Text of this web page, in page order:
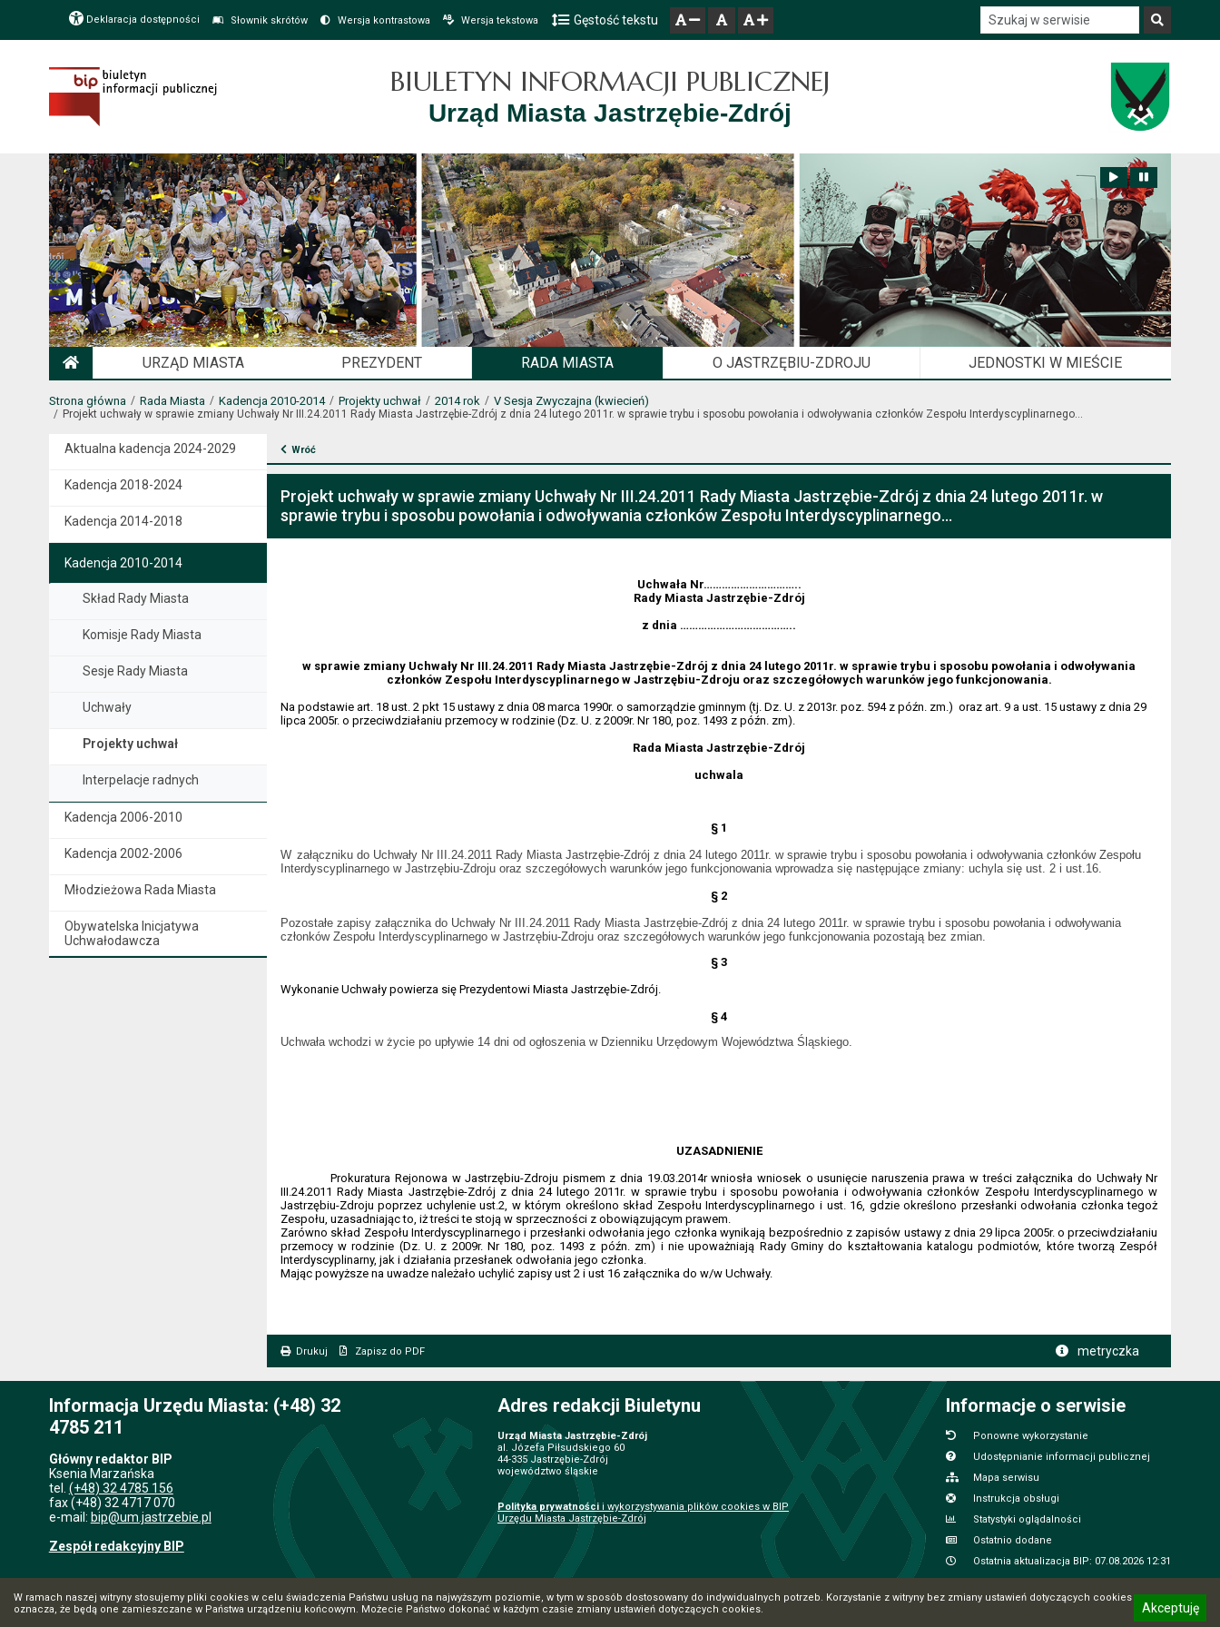
W ramach naszej witryny stosujemy pliki cookies w celu świadczenia Państwu usług na najwyższym poziomie, w tym w sposób dostosowany do indywidualnych potrzeb. Korzystanie z witryny bez zmiany ustawień dotyczących cookies
oznacza, że będą one zamieszczane w Państwa urządzeniu końcowym. Możecie Państwo dokonać w każdym czasie zmiany ustawień dotyczących cookies.
Akceptuję
Przejdź do głównego menu
Przejdź do treści
Przejdź do mapy serwisu
Deklaracja dostępności Słownik skrótów Wersja kontrastowa Wersja tekstowa Gęstość tekstu
BIULETYN INFORMACJI PUBLICZNEJ
Urząd Miasta Jastrzębie-Zdrój
URZĄD MIASTA PREZYDENT RADA MIASTA O JASTRZĘBIU-ZDROJU JEDNOSTKI W MIEŚCIE
Strona główna Rada Miasta Kadencja 2010-2014 Projekty uchwał 2014 rok V Sesja Zwyczajna (kwiecień)
Projekt uchwały w sprawie zmiany Uchwały Nr III.24.2011 Rady Miasta Jastrzębie-Zdrój z dnia 24 lutego 2011r. w sprawie trybu i sposobu powołania i odwoływania członków Zespołu Interdyscyplinarnego...
Aktualna kadencja 2024-2029
Kadencja 2018-2024
Kadencja 2014-2018
Kadencja 2010-2014
Skład Rady Miasta
Komisje Rady Miasta
Sesje Rady Miasta
Uchwały
Projekty uchwał
Interpelacje radnych
Kadencja 2006-2010
Kadencja 2002-2006
Młodzieżowa Rada Miasta
Obywatelska Inicjatywa
Uchwałodawcza
Wróć
Projekt uchwały w sprawie zmiany Uchwały Nr III.24.2011 Rady Miasta Jastrzębie-Zdrój z dnia 24 lutego 2011r. w
sprawie trybu i sposobu powołania i odwoływania członków Zespołu Interdyscyplinarnego...
Uchwała Nr…………………………..
Rady Miasta Jastrzębie-Zdrój
z dnia ………………………………..
w sprawie zmiany Uchwały Nr III.24.2011 Rady Miasta Jastrzębie-Zdrój z dnia 24 lutego 2011r. w sprawie trybu i sposobu powołania i odwoływania
członków Zespołu Interdyscyplinarnego w Jastrzębiu-Zdroju oraz szczegółowych warunków jego funkcjonowania.
Na podstawie art. 18 ust. 2 pkt 15 ustawy z dnia 08 marca 1990r. o samorządzie gminnym (tj. Dz. U. z 2013r. poz. 594 z późn. zm.) oraz art. 9 a ust. 15 ustawy z dnia 29
lipca 2005r. o przeciwdziałaniu przemocy w rodzinie (Dz. U. z 2009r. Nr 180, poz. 1493 z późn. zm).
Rada Miasta Jastrzębie-Zdrój
uchwala
§ 1
W załączniku do Uchwały Nr III.24.2011 Rady Miasta Jastrzębie-Zdrój z dnia 24 lutego 2011r. w sprawie trybu i sposobu powołania i odwoływania członków Zespołu
Interdyscyplinarnego w Jastrzębiu-Zdroju oraz szczegółowych warunków jego funkcjonowania wprowadza się następujące zmiany: uchyla się ust. 2 i ust.16.
§ 2
Pozostałe zapisy załącznika do UchwałyNr III.24.2011 Rady Miasta Jastrzębie-Zdrój z dnia 24 lutego 2011r. w sprawie trybu i sposobu powołania i odwoływania
członków Zespołu Interdyscyplinarnego w Jastrzębiu-Zdroju oraz szczegółowych warunków jego funkcjonowania pozostają bez zmian.
§ 3
Wykonanie Uchwały powierza się Prezydentowi Miasta Jastrzębie-Zdrój.
§ 4
Uchwała wchodzi w życie po upływie 14 dni od ogłoszenia w Dzienniku Urzędowym Województwa Śląskiego.
UZASADNIENIE
Prokuratura Rejonowa w Jastrzębiu-Zdroju pismem z dnia 19.03.2014r wniosła wniosek o usunięcie naruszenia prawa w treści załącznika do Uchwały Nr
III.24.2011 Rady Miasta Jastrzębie-Zdrój z dnia 24 lutego 2011r. w sprawie trybu i sposobu powołania i odwoływania członków Zespołu Interdyscyplinarnego w
Jastrzębiu-Zdroju poprzez uchylenie ust.2, w którym określono skład Zespołu Interdyscyplinarnego i ust. 16, gdzie określono przesłanki odwołania członka tegoż
Zespołu, uzasadniając to, iż treści te stoją w sprzeczności z obowiązującym prawem.
Zarówno skład Zespołu Interdyscyplinarnego i przesłanki odwołania jego członka wynikają bezpośrednio z zapisów ustawy z dnia 29 lipca 2005r. o przeciwdziałaniu
przemocy w rodzinie (Dz. U. z 2009r. Nr 180, poz. 1493 z późn. zm) i nie upoważniają Rady Gminy do kształtowania katalogu podmiotów, które tworzą Zespół
Interdyscyplinarny, jak i działania przesłanek odwołania jego członka.
Mając powyższe na uwadze należało uchylić zapisy ust 2 i ust 16 załącznika do w/w Uchwały.
Drukuj Zapisz do PDF metryczka
Informacja Urzędu Miasta: (+48) 32
4785 211
Główny redaktor BIP
Ksenia Marzańska
tel. (+48) 32 4785 156
fax (+48) 32 4717 070
e-mail: bip@um.jastrzebie.pl
Zespół redakcyjny BIP
Adres redakcji Biuletynu
Urząd Miasta Jastrzębie-Zdrój
al. Józefa Piłsudskiego 60
44-335 Jastrzębie-Zdrój
województwo śląskie
Polityka prywatności i wykorzystywania plików cookies w BIP
Urzędu Miasta Jastrzębie-Zdrój
Informacje o serwisie
Ponowne wykorzystanie
Udostępnianie informacji publicznej
Mapa serwisu
Instrukcja obsługi
Statystyki oglądalności
Ostatnio dodane
Ostatnia aktualizacja BIP: 07.08.2026 12:31
5.7.0 [15] CMS i hosting: Logonet Sp. z o.o. w Bydgoszczy